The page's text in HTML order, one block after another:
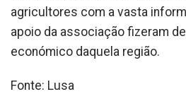
agricultores com a vasta
apoio da associação fizeram
económico daquela região.
Fonte: Lusa